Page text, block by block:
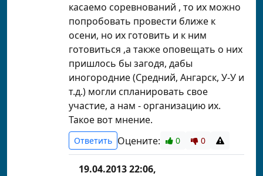
касаемо соревнований , то их можно
попробовать провести ближе к
осени, но их готовить и к ним
готовиться ,а также оповещать о них
пришлось бы загодя, дабы
иногородние (Средний, Ангарск, У-У и
т.д.) могли спланировать свое
участие, а нам - организацию их.
Такое вот мнение.
Ответить Оцените: 0 0
19.04.2013 22:06,